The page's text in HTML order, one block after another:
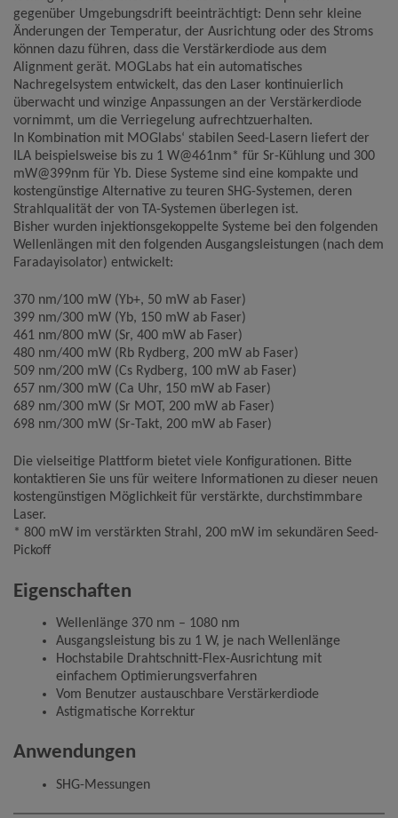
gegenüber Umgebungsdrift beeinträchtigt: Denn sehr kleine
Änderungen der Temperatur, der Ausrichtung oder des Stroms
können dazu führen, dass die Verstärkerdiode aus dem
Alignment gerät. MOGLabs hat ein automatisches
Nachregelsystem entwickelt, das den Laser kontinuierlich
überwacht und winzige Anpassungen an der Verstärkerdiode
vornimmt, um die Verriegelung aufrechtzuerhalten.
In Kombination mit MOGlabs‘ stabilen Seed-Lasern liefert der
ILA beispielsweise bis zu 1 W@461nm* für Sr-Kühlung und 300
mW@399nm für Yb. Diese Systeme sind eine kompakte und
kostengünstige Alternative zu teuren SHG-Systemen, deren
Strahlqualität der von TA-Systemen überlegen ist.
Bisher wurden injektionsgekoppelte Systeme bei den folgenden
Wellenlängen mit den folgenden Ausgangsleistungen (nach dem
Faradayisolator) entwickelt:
370 nm/100 mW (Yb+, 50 mW ab Faser)
399 nm/300 mW (Yb, 150 mW ab Faser)
461 nm/800 mW (Sr, 400 mW ab Faser)
480 nm/400 mW (Rb Rydberg, 200 mW ab Faser)
509 nm/200 mW (Cs Rydberg, 100 mW ab Faser)
657 nm/300 mW (Ca Uhr, 150 mW ab Faser)
689 nm/300 mW (Sr MOT, 200 mW ab Faser)
698 nm/300 mW (Sr-Takt, 200 mW ab Faser)
Die vielseitige Plattform bietet viele Konfigurationen. Bitte
kontaktieren Sie uns für weitere Informationen zu dieser neuen
kostengünstigen Möglichkeit für verstärkte, durchstimmbare
Laser.
* 800 mW im verstärkten Strahl, 200 mW im sekundären Seed-
Pickoff
Eigenschaften
Wellenlänge 370 nm – 1080 nm
Ausgangsleistung bis zu 1 W, je nach Wellenlänge
Hochstabile Drahtschnitt-Flex-Ausrichtung mit
einfachem Optimierungsverfahren
Vom Benutzer austauschbare Verstärkerdiode
Astigmatische Korrektur
Anwendungen
SHG-Messungen
Name
Google Analytics
Anbieter
Google LLC
Erzeugt statistische Daten darüber, wie der
Besucher die Website nutzt.
Cookie Name
_ga,_gid
Cookie Laufzeit
2 Jahre
Infos schließen